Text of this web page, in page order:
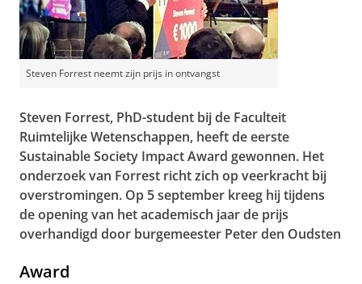
Steven Forrest neemt zijn prijs in ontvangst
Steven Forrest, PhD-student bij de Faculteit
Ruimtelijke Wetenschappen, heeft de eerste
Sustainable Society Impact Award gewonnen. Het
onderzoek van Forrest richt zich op veerkracht bij
overstromingen. Op 5 september kreeg hij tijdens
de opening van het academisch jaar de prijs
overhandigd door burgemeester Peter den Oudsten
Award